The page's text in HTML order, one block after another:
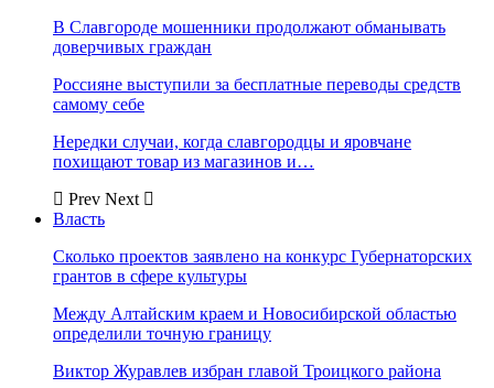
В Славгороде мошенники продолжают обманывать
доверчивых граждан
Россияне выступили за бесплатные переводы средств
самому себе
Нередки случаи, когда славгородцы и яровчане
похищают товар из магазинов и…
Prev Next
Власть
Сколько проектов заявлено на конкурс Губернаторских
грантов в сфере культуры
Между Алтайским краем и Новосибирской областью
определили точную границу
Виктор Журавлев избран главой Троицкого района